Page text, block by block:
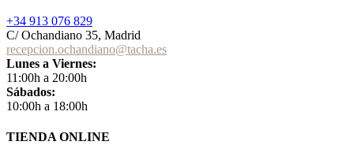
+34 913 076 829
C/ Ochandiano 35, Madrid
recepcion.ochandiano@tacha.es
Lunes a Viernes:
11:00h a 20:00h
Sábados:
10:00h a 18:00h
TIENDA ONLINE